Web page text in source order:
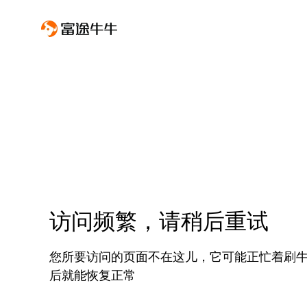
访问频繁，请稍后重试
您所要访问的页面不在这儿，它可能正忙着刷
后就能恢复正常